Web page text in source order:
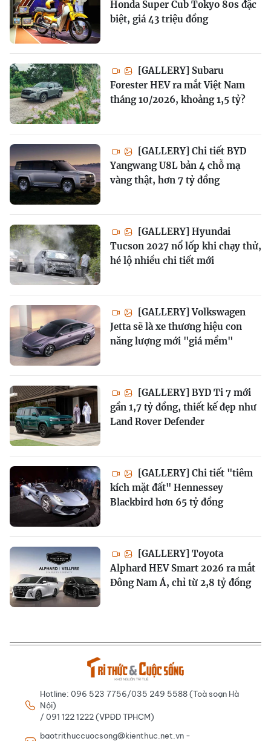
Honda Super Cub Tokyo 80s đặc
biệt, giá 43 triệu đồng
[GALLERY] Subaru
Forester HEV ra mắt Việt Nam
tháng 10/2026, khoảng 1,5 tỷ?
[GALLERY] Chi tiết BYD
Yangwang U8L bản 4 chỗ mạ
vàng thật, hơn 7 tỷ đồng
[GALLERY] Hyundai
Tucson 2027 nổ lốp khi chạy thử,
hé lộ nhiều chi tiết mới
[GALLERY] Volkswagen
Jetta sẽ là xe thương hiệu con
năng lượng mới "giá mềm"
[GALLERY] BYD Ti 7 mới
gần 1,7 tỷ đồng, thiết kế đẹp như
Land Rover Defender
[GALLERY] Chi tiết "tiêm
kích mặt đất" Hennessey
Blackbird hơn 65 tỷ đồng
[GALLERY] Toyota
Alphard HEV Smart 2026 ra mắt
Đông Nam Á, chỉ từ 2,8 tỷ đồng
Hotline: 096 523 7756/035 249 5588 (Toà soạn Hà
Nội)
/ 091 122 1222 (VPĐD TPHCM)
baotrithuccuocsong@kienthuc.net.vn -